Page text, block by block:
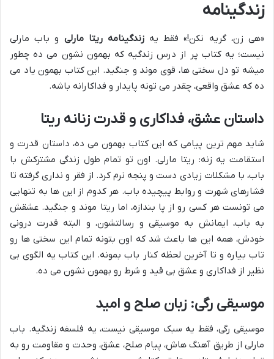
زندگینامه
«هی زن، گریه نکن!» فقط یهزندگینامه ریتا مارلی و باب مارلی
نیست؛ یه کتاب پر از درس زندگیه که بهمون نشون می ده چطور
میشه تو دل سختی ها، قوی موند و جنگید. این کتاب بهمون یاد می
ده که عشق واقعی، چقدر می تونه پایدار و فداکارانه باشه.
داستان عشق، فداکاری و قدرت زنانه ریتا
شاید مهم ترین پیامی که این کتاب بهمون می ده، داستان قدرت و
استقامت یه زنه: ریتا مارلی. اون تو تمام طول زندگی مشترکش با
باب، با مشکلات زیادی دست و پنجه نرم کرد. از فقر و نداری گرفته تا
فشارهای شهرت و روابط پیچیده باب. هر کدوم از این ها به تنهایی
می تونست هر کسی رو از پا بندازه، اما ریتا موند و جنگید. عشقش
به باب، ایمانش به موسیقی و رسالتشون، و البته قدرت درونی
خودش، همه این ها باعث شد که اون بتونه تمام این سختی ها رو
تاب بیاره و تا آخرین لحظه کنار باب بمونه. این کتاب یه الگوی بی
نظیر از فداکاری و عشق بی قید و شرط رو بهمون نشون می ده.
موسیقی رگی: زبان صلح و امید
موسیقی رگی، فقط یه سبک موسیقی نیست، یه فلسفه زندگیه. باب
مارلی از طریق آهنگ هاش، پیام صلح، عشق، وحدت و مقاومت رو به